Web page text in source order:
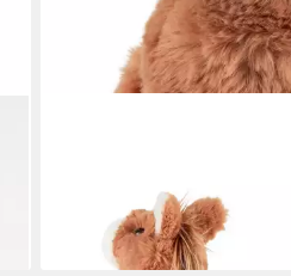
lieferbar - in 3-4 Werktagen bei dir